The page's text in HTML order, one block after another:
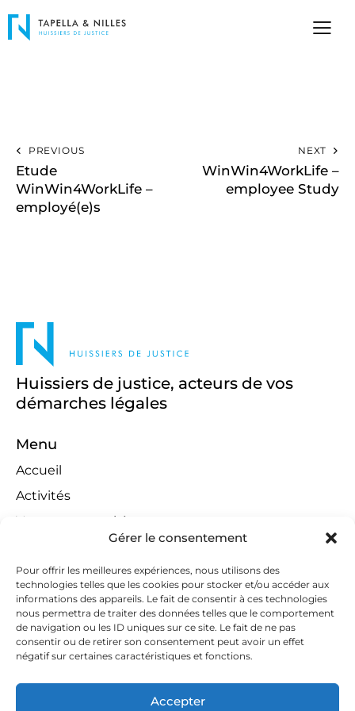
Gérer le consentement
Pour offrir les meilleures expériences, nous utilisons des
technologies telles que les cookies pour stocker et/ou accéder aux
informations des appareils. Le fait de consentir à ces technologies
nous permettra de traiter des données telles que le comportement
de navigation ou les ID uniques sur ce site. Le fait de ne pas
consentir ou de retirer son consentement peut avoir un effet
négatif sur certaines caractéristiques et fonctions.
Accepter
PREVIOUS
Etude
WinWin4WorkLife –
employé(e)s
NEXT
WinWin4WorkLife –
employee Study
Huissiers de justice, acteurs de vos
démarches légales
Menu
Accueil
Activités
Ventes aux enchères
Compétences territoriales
Jeux concours
Liens
Contact
Contactez-nous